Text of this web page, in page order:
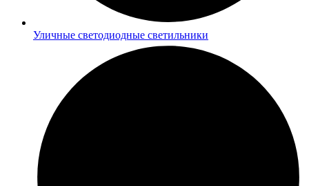
Уличные светодиодные светильники